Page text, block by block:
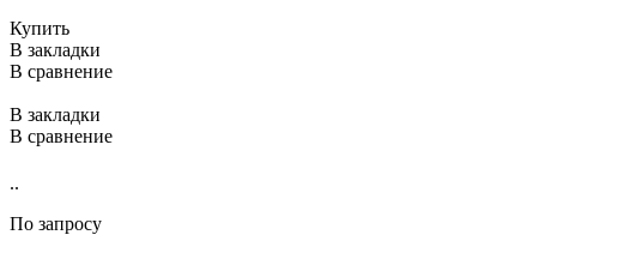
Купить
В закладки
В сравнение
В закладки
В сравнение
..
По запросу